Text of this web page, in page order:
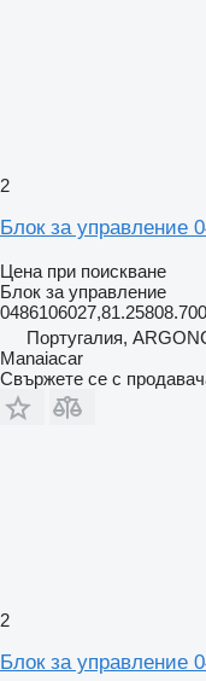
2
Блок за управление
Цена при поискване
Блок за управление
Португалия,
Manaiacar
Свържете се с
2
Блок за управление